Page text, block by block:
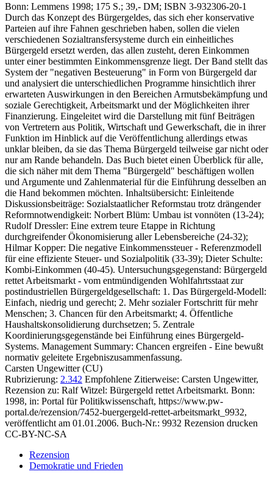
Bonn: Lemmens 1998; 175 S.; 39,- DM; ISBN 3-932306-20-1
Durch das Konzept des Bürgergeldes, das sich eher konservative
Parteien auf ihre Fahnen geschrieben haben, sollen die vielen
verschiedenen Sozialtransfersysteme durch ein einheitliches
Bürgergeld ersetzt werden, das allen zusteht, deren Einkommen
unter einer bestimmten Einkommensgrenze liegt. Der Band stellt das
System der "negativen Besteuerung" in Form von Bürgergeld dar
und analysiert die unterschiedlichen Programme hinsichtlich ihrer
erwarteten Auswirkungen in den Bereichen Armutsbekämpfung und
soziale Gerechtigkeit, Arbeitsmarkt und der Möglichkeiten ihrer
Finanzierung. Eingeleitet wird die Darstellung mit fünf Beiträgen
von Vertretern aus Politik, Wirtschaft und Gewerkschaft, die in ihrer
Funktion im Hinblick auf die Veröffentlichung allerdings etwas
unklar bleiben, da sie das Thema Bürgergeld teilweise gar nicht oder
nur am Rande behandeln. Das Buch bietet einen Überblick für alle,
die sich näher mit dem Thema "Bürgergeld" beschäftigen wollen
und Argumente und Zahlenmaterial für die Einführung desselben an
die Hand bekommen möchten. Inhaltsübersicht: Einleitende
Diskussionsbeiträge: Sozialstaatlicher Reformstau trotz drängender
Reformnotwendigkeit: Norbert Blüm: Umbau ist vonnöten (13-24);
Rudolf Dressler: Eine extrem teure Etappe in Richtung
durchgreifender Ökonomisierung aller Lebensbereiche (24-32);
Hilmar Kopper: Die negative Einkommenssteuer - Referenzmodell
für eine effiziente Steuer- und Sozialpolitik (33-39); Dieter Schulte:
Kombi-Einkommen (40-45). Untersuchungsgegenstand: Bürgergeld
rettet Arbeitsmarkt - vom entmündigenden Wohlfahrtsstaat zur
postindustriellen Bürgergeldgesellschaft: 1. Das Bürgergeld-Modell:
Einfach, niedrig und gerecht; 2. Mehr sozialer Fortschritt für mehr
Menschen; 3. Chancen für den Arbeitsmarkt; 4. Öffentliche
Haushaltskonsolidierung durchsetzen; 5. Zentrale
Koordinierungsgegenstände bei Einführung eines Bürgergeld-
Systems. Management Summary: Chancen ergreifen - Eine bewußt
normativ geleitete Ergebniszusammenfassung.
Carsten Ungewitter (CU)
Rubrizierung: 2.342 Empfohlene Zitierweise: Carsten Ungewitter,
Rezension zu: Ralf Witzel: Bürgergeld rettet Arbeitsmarkt. Bonn:
1998, in: Portal für Politikwissenschaft, https://www.pw-
portal.de/rezension/7452-buergergeld-rettet-arbeitsmarkt_9932,
veröffentlicht am 01.01.2006. Buch-Nr.: 9932 Rezension drucken
CC-BY-NC-SA
Rezension
Demokratie und Frieden